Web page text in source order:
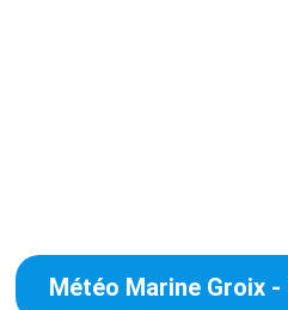
Météo Marine Groix -